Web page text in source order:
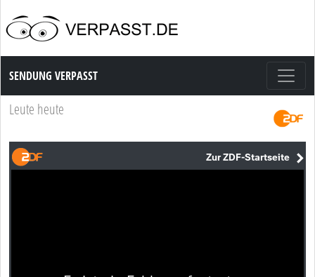
Sendung Verpasst
SENDUNG VERPASST
Leute heute